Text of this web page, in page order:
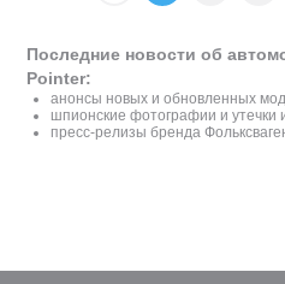
Последние новости об
Pointer:
анонсы новых и обновленных
шпионские фотографии и
пресс-релизы бренда